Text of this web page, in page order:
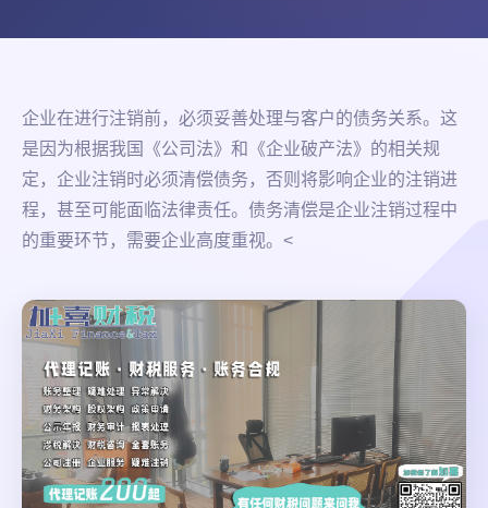
企业在进行注销前，必须妥善处理与客户的债务关系。这
是因为根据我国《公司法》和《企业破产法》的相关规
定，企业注销时必须清偿债务，否则将影响企业的注销进
程，甚至可能面临法律责任。债务清偿是企业注销过程中
的重要环节，需要企业高度重视。<